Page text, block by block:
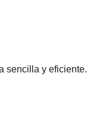
sencilla y eficiente.